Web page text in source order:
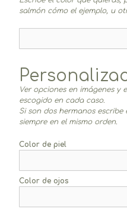
salmón cómo el ejemplo, u
Ver opciones en imágenes y
escogido en cada caso.
Si son dos hermanos
siempre en el mismo orden.
Color de piel
Color de ojos